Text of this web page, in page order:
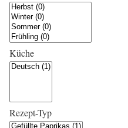
Küche
Rezept-Typ